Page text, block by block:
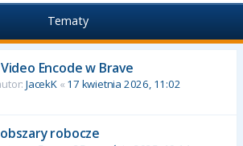
Tematy
Encode w Brave
JacekK« 17 kwietnia 2026, 11:02
robocze